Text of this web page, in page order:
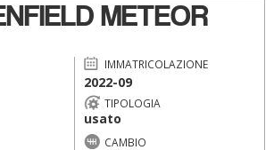
METEOR
IMMATRICOLAZIONE
2022-09
TIPOLOGIA
usato
CAMBIO